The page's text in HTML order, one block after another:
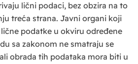
lični podaci, bez obzira na to
treća strana. Javni organi koji
podatke u okviru određene
sa zakonom ne smatraju se
obrada tih podataka mora biti u